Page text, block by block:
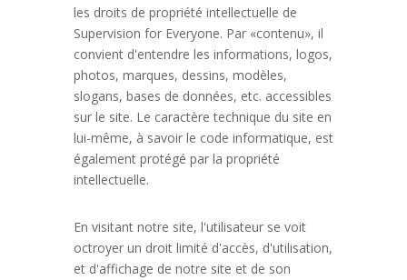
les droits de propriété intellectuelle de
Supervision for Everyone. Par «contenu», il
convient d'entendre les informations, logos,
photos, marques, dessins, modèles,
slogans, bases de données, etc. accessibles
sur le site. Le caractère technique du site en
lui-même, à savoir le code informatique, est
également protégé par la propriété
intellectuelle.
En visitant notre site, l'utilisateur se voit
octroyer un droit limité d'accès, d'utilisation,
et d'affichage de notre site et de son